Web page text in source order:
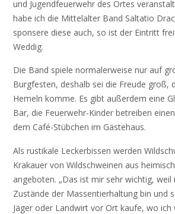
und Jugendfeuerwehr des Ortes
habe ich die Mittelalter Band Saltatio
sponsere diese auch, so ist der Eintritt
Weddig.
Die Band spiele normalerweise nur auf
Burgfesten, deshalb sei die Freude groß,
Hemeln komme. Es gibt außerdem eine
Bar, die Feuerwehr-Kinder betreiben
dem Café-Stübchen im Gästehaus.
Als rustikale Leckerbissen werden
Krakauer von Wildschweinen aus
angeboten. „Das ist mir sehr wichtig, weil
Zustände der Massentierhaltung bin und
Jäger oder Landwirt vor Ort kaufe, wo ich